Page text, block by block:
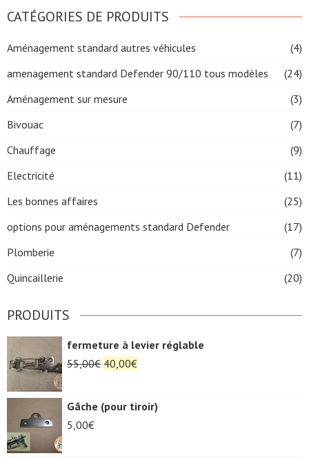
CATÉGORIES DE PRODUITS
Aménagement standard autres véhicules
(4)
amenagement standard Defender 90/110 tous modèles
(24)
Aménagement sur mesure
(3)
Bivouac
(7)
Chauffage
(9)
Electricité
(11)
Les bonnes affaires
(25)
options pour aménagements standard Defender
(17)
Plomberie
(7)
Quincaillerie
(20)
PRODUITS
fermeture à levier réglable
55,00€ Le
était :
40,00€Le
est :
Gâche (pour tiroir)
5,00€